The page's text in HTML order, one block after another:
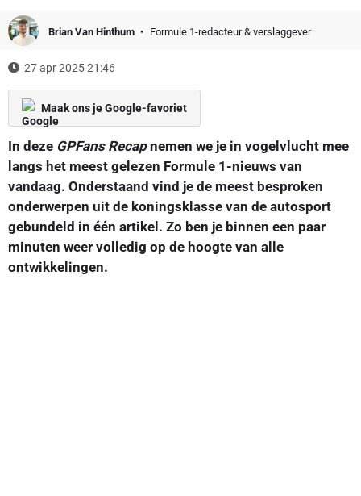
Brian Van Hinthum Formule 1-redacteur & verslaggever
27 apr 2025 21:46
Maak ons je Google-favoriet
In deze GPFans Recapnemen we je in vogelvlucht mee
langs het meest gelezen Formule 1-nieuws van
vandaag. Onderstaand vind je de meest besproken
onderwerpen uit de koningsklasse van de autosport
gebundeld in één artikel. Zo ben je binnen een paar
minuten weer volledig op de hoogte van alle
ontwikkelingen.